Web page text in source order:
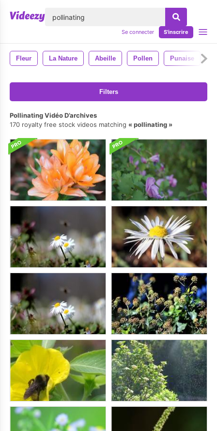
Se connecter S'inscrire
Fleur La Nature Abeille Pollen Punaise
Filters
Pollinating Vidéo D’archives
170 royalty free stock videos matching
pollinating